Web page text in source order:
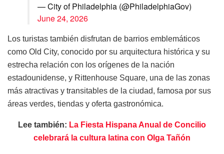
— City of Philadelphia (@PhiladelphiaGov)
June 24, 2026
Los turistas también disfrutan de barrios emblemáticos
como Old City, conocido por su arquitectura histórica y su
estrecha relación con los orígenes de la nación
estadounidense, y Rittenhouse Square, una de las zonas
más atractivas y transitables de la ciudad, famosa por sus
áreas verdes, tiendas y oferta gastronómica.
Lee también: La Fiesta Hispana Anual de Concilio
celebrará la cultura latina con Olga Tañón